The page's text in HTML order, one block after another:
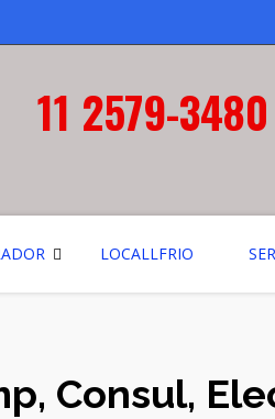
11 2579-3480
LOCALLFRIO
Consul,